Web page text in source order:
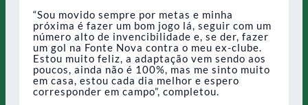
“Sou movido sempre por metas e minha
próxima é fazer um bom jogo lá, seguir com um
número alto de invencibilidade e, se der, fazer
um gol na Fonte Nova contra o meu ex-clube.
Estou muito feliz, a adaptação vem sendo aos
poucos, ainda não é 100%, mas me sinto muito
em casa, estou cada dia melhor e espero
corresponder em campo”, completou.